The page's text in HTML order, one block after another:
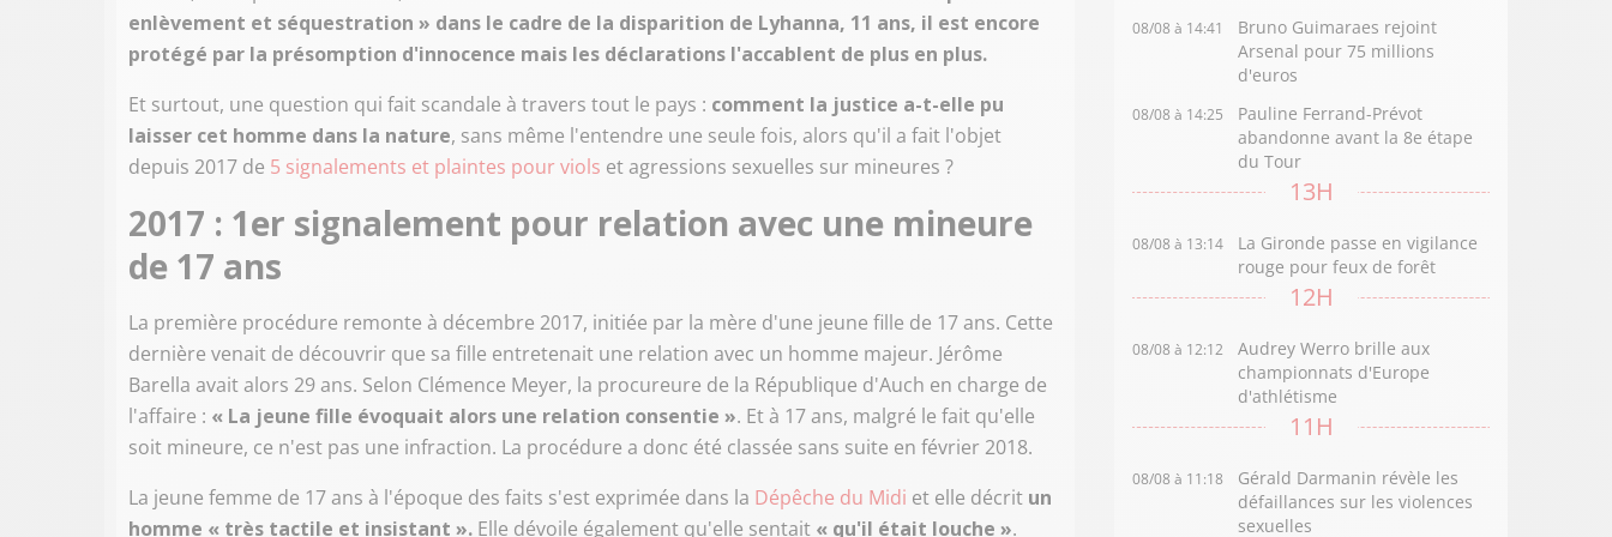
enlèvement et séquestration » dans le cadre de la disparition de Lyhanna, 11 ans, il est encore
protégé par la présomption d'innocence mais les déclarations l'accablent de plus en plus.
Et surtout, une question qui fait scandale à travers tout le pays : comment la justice a-t-elle pu
laisser cet homme dans la nature, sans même l'entendre une seule fois, alors qu'il a fait l'objet
depuis 2017 de 5 signalements et plaintes pour viols et agressions sexuelles sur mineures ?
2017 : 1er signalement pour relation avec une mineure
de 17 ans
La première procédure remonte à décembre 2017, initiée par la mère d'une jeune fille de 17 ans. Cette
dernière venait de découvrir que sa fille entretenait une relation avec un homme majeur. Jérôme
Barella avait alors 29 ans. Selon Clémence Meyer, la procureure de la République d'Auch en charge de
l'affaire : « La jeune fille évoquait alors une relation consentie ». Et à 17 ans, malgré le fait qu'elle
soit mineure, ce n'est pas une infraction. La procédure a donc été classée sans suite en février 2018.
La jeune femme de 17 ans à l'époque des faits s'est exprimée dans la Dépêche du Midi et elle décrit un
homme « très tactile et insistant ». Elle dévoile également qu'elle sentait « qu'il était louche ».
08/08 à 14:41
Bruno Guimaraes rejoint
Arsenal pour 75 millions
d'euros
08/08 à 14:25
Pauline Ferrand-Prévot
abandonne avant la 8e étape
du Tour
13H
08/08 à 13:14
La Gironde passe en vigilance
rouge pour feux de forêt
12H
08/08 à 12:12
Audrey Werro brille aux
championnats d'Europe
d'athlétisme
11H
08/08 à 11:18
Gérald Darmanin révèle les
défaillances sur les violences
sexuelles